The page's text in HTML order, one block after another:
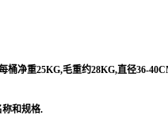
桶净重25KG,毛重约28KG,直径36-
称和规格.